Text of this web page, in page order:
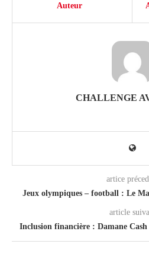
Auteur
CHALLENGE
artice
Jeux olympiques – football : Le
article
Inclusion financière : Damane